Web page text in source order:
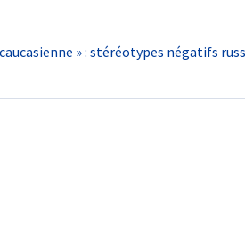
» : stéréotypes négatifs